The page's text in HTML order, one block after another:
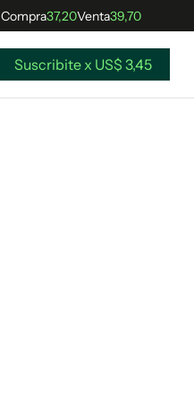
Compra37,20Venta39,70
Suscribite x US$ 3,45